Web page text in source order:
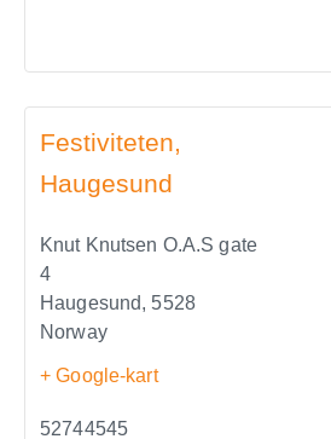
Festiviteten,
Haugesund
Knut Knutsen O.A.S gate
4
Haugesund, 5528
Norway
+ Google-kart
52744545